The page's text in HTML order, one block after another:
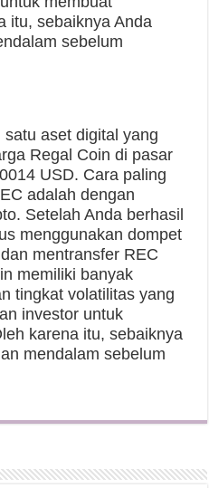
itu, sebaiknya Anda
sebelum
aset digital yang
Regal Coin di pasar
USD. Cara paling
adalah dengan
Setelah Anda berhasil
menggunakan dompet
mentransfer REC
memiliki banyak
tingkat volatilitas yang
investor untuk
karena itu, sebaiknya
mendalam sebelum